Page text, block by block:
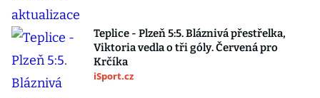
Teplice - Plzeň 5:5. Bláznivá přestřelka,
Viktoria vedla o tři góly. Červená pro
Krčíka
iSport.cz